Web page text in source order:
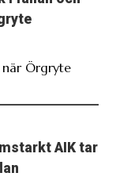
när Örgryte
AIK tar